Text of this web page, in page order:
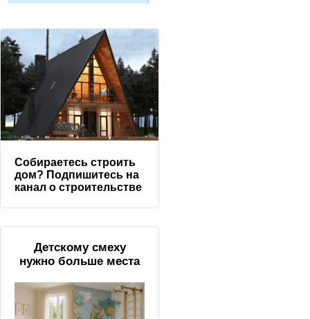
Собираетесь строить
дом? Подпишитесь на
канал о строительстве
Детскому смеху
нужно больше места